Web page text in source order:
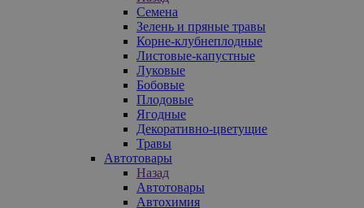
Семена
Зелень и пряные травы
Корне-клубнеплодные
Листовые-капустные
Луковые
Бобовые
Плодовые
Ягодные
Декоративно-цветущие
Травы
Автотовары
Назад
Автотовары
Автохимия